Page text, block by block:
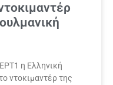
η Ελληνική
ντοκιμαντέρ της